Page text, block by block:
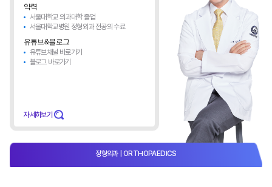
약력
서울대학교 의과대학 졸업
서울대학교병원 정형외과 전공의 수료
유튜브&블로그
유튜브채널 바로가기
블로그 바로가기
자세히보기
정형외과 | ORTHOPAEDICS​